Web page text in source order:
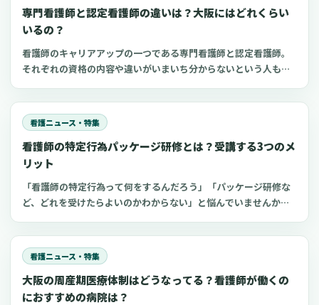
専門看護師と認定看護師の違いは？大阪にはどれくらい
いるの？
看護師のキャリアアップの一つである専門看護師と認定看護師。
それぞれの資格の内容や違いがいまいち分からないという人も多
方法などが分かれば、看護師として目指す方向性が見えてくるか
もしれません。 今回は、専門看護師と認定看護師の違いや大阪府
での人数などについてご紹介します。
看護ニュース・特集
看護師の特定行為パッケージ研修とは？受講する3つのメ
リット
「看護師の特定行為って何をするんだろう」「パッケージ研修な
ど、どれを受けたらよいのかわからない」と悩んでいませんか？
り特定行為のパッケージ研修が開始され、以前よりも受講しやす
くなっています。 特定行為の領域別パッケージ研修や受講するメ
リットを知り、キャリアアップの一つの選択肢にしてください。
看護ニュース・特集
大阪の周産期医療体制はどうなってる？看護師が働くの
におすすめの病院は？